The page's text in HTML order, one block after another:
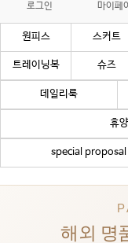
로그인 마이페
원피스 스커트
트레이닝복 슈즈
데일리룩
휴
special proposal
해외 명